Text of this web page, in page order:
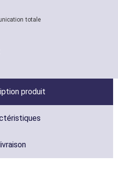
totale
produit
livraison